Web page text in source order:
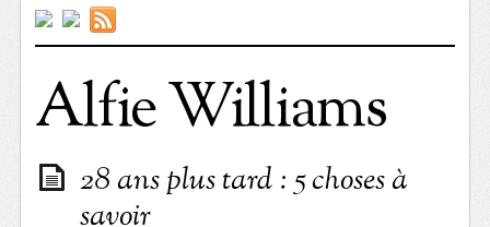
Alfie Williams
28 ans plus tard : 5 choses à
savoir